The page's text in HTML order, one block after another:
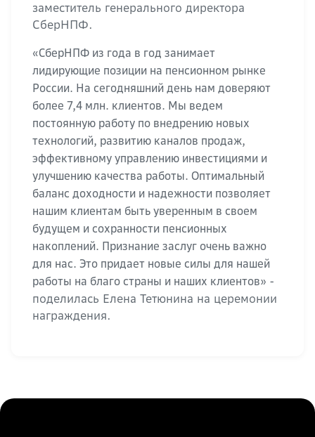
заместитель генерального директора
СберНПФ.
«СберНПФ из года в год занимает
лидирующие позиции на пенсионном рынке
России. На сегодняшний день нам доверяют
более 7,4 млн. клиентов. Мы ведем
постоянную работу по внедрению новых
технологий, развитию каналов продаж,
эффективному управлению инвестициями и
улучшению качества работы. Оптимальный
баланс доходности и надежности позволяет
нашим клиентам быть уверенным в своем
будущем и сохранности пенсионных
накоплений. Признание заслуг очень важно
для нас. Это придает новые силы для нашей
работы на благо страны и наших клиентов» -
поделилась Елена Тетюнина на церемонии
награждения.